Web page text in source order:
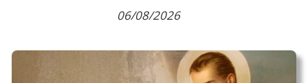
06/08/2026